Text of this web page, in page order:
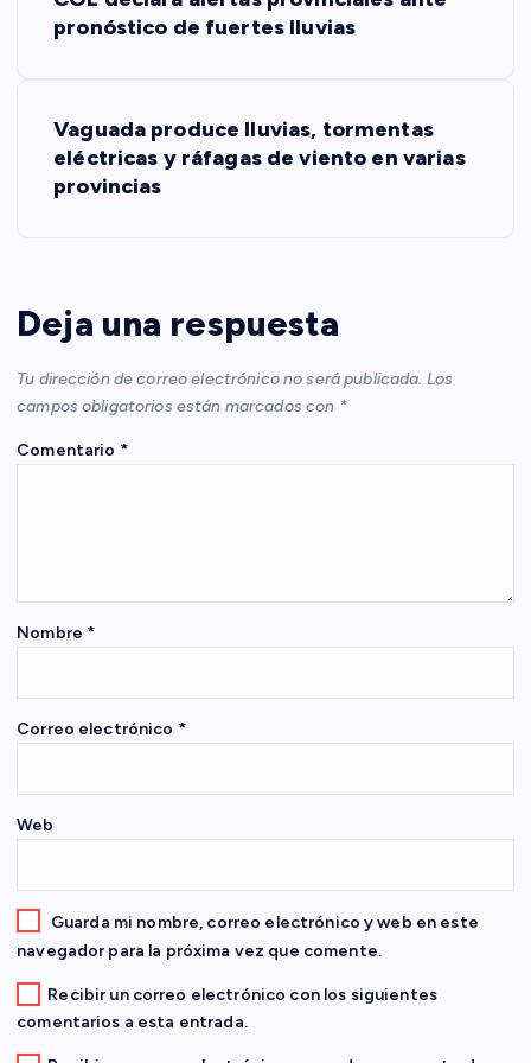
c
i
ó
e
n
r
a
d
a
pronóstico de fuertes lluvias
Vaguada produce lluvias, tormentas
eléctricas y ráfagas de viento en varias
provincias
Deja una respuesta
Tu dirección de correo electrónico no será publicada. Los
campos obligatorios están marcados con *
Comentario *
Nombre *
Correo electrónico *
Web
Guarda mi nombre, correo electrónico y web en este
navegador para la próxima vez que comente.
Recibir un correo electrónico con los siguientes
comentarios a esta entrada.